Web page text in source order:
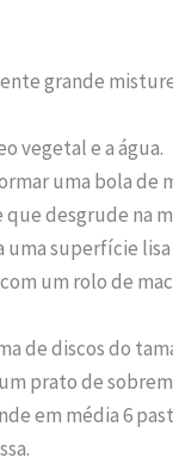
grande
vegetal e a água.
uma bola de
que desgrude na
uma superfície
um rolo de
de discos do
prato de
em média 6